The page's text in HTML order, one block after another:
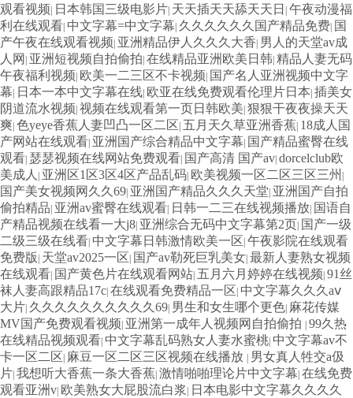
观看视频| 日本韩国三级电影片| 天天插天天舔天天日 | 午夜动漫福
利在线观看| 中文字幕=中文字幕| 久久久久久久国产精品免费| 国
产午夜在线观看视频| 亚洲精品伊人久久久大香| 男人的天堂av成
人网 | 亚洲短视频自拍偷拍| 在线精品亚洲欧美日韩| 精品人妻无码
午夜福利视频| 欧美一二三区不卡视频| 国产名人亚洲视频中文字
幕| 日本一本中文字幕在线| 欧亚在线免费观看伦理片日本| 插美女
阴道流水视频| 视频在线观看第一页日韩欧美| 狠狠干夜夜操天天
爽| 色yeye香蕉人妻凹凸一区二区| 五月天久草亚洲香蕉| 18成人国
产网站在线观看| 亚洲国产综合精品中文字幕| 国产精品蜜臀在线
观看| 瑟瑟视频在线网站免费观看| 国产高清 国产av| dorcelclub欧
美成人 | 亚洲区1区3区4区产品乱码| 欧美视频一区二区三区三州 |
国产美女视频网久久69| 亚洲国产精品久久久天堂| 亚洲国产自拍
偷拍精品| 亚洲av蜜臀在线观看| 日韩一二三在线视频播放| 国语自
产精品视频在线看一大j8| 亚洲综合无码中文字幕第2页| 国产一级
二级三级在线看| 中文字幕日韩激情欧美一区| 午夜影院在线观看
免费版 | 天堂av2025一区| 国产av勒死巨乳美女| 最新人妻熟女视频
在线观看| 国产黄色片在线观看网站| 五月六月婷婷在线视频| 91丝
袜人妻高跟精品17c| 在线观看免费精品一区| 中文字幕久久久aⅴ
大片| 久久久久久久久久久久69| 男生和女生哪个更色| 麻花传媒
MV国产免费观看视频| 亚洲第一成年人视频网自拍偷拍 | 99久热
在线精品视频观看| 中文字幕乱码熟女人妻水蜜桃| 中文字幕av不
卡一区二区| 麻豆一区二区三区视频在线播放 | 男女真人牲交a伋
片| 我想听大香蕉一条大香蕉| 激情啪啪理论片中文字幕| 在线免费
观看亚洲v| 欧美熟女大屁股流白浆 | 日本电影中文字幕久久久久